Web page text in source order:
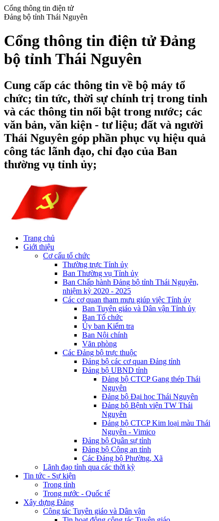
Cổng thông tin điện tử
Đảng bộ tỉnh Thái Nguyên
Cổng thông tin điện tử Đảng
bộ tỉnh Thái Nguyên
Cung cấp các thông tin về bộ máy tổ
chức; tin tức, thời sự chính trị trong tỉnh
và các thông tin nổi bật trong nước; các
văn bản, văn kiện - tư liệu; đất và người
Thái Nguyên góp phần phục vụ hiệu quả
công tác lãnh đạo, chỉ đạo của Ban
thường vụ tỉnh ủy;
Trang chủ
Giới thiệu
Cơ cấu tổ chức
Thường trực Tỉnh ủy
Ban Thường vụ Tỉnh ủy
Ban Chấp hành Đảng bộ tỉnh Thái Nguyên,
nhiệm kỳ 2020 - 2025
Các cơ quan tham mưu giúp việc Tỉnh ủy
Ban Tuyên giáo và Dân vận Tỉnh ủy
Ban Tổ chức
Ủy ban Kiểm tra
Ban Nội chính
Văn phòng
Các Đảng bộ trực thuộc
Đảng bộ các cơ quan Đảng tỉnh
Đảng bộ UBND tỉnh
Đảng bộ CTCP Gang thép Thái
Nguyên
Đảng bộ Đại học Thái Nguyên
Đảng bộ Bệnh viện TW Thái
Nguyên
Đảng bộ CTCP Kim loại màu Thái
Nguyên - Vimico
Đảng bộ Quân sự tỉnh
Đảng bộ Công an tỉnh
Các Đảng bộ Phường, Xã
Lãnh đạo tỉnh qua các thời kỳ
Tin tức - Sự kiện
Trong tỉnh
Trong nước - Quốc tế
Xây dựng Đảng
Công tác Tuyên giáo và Dân vận